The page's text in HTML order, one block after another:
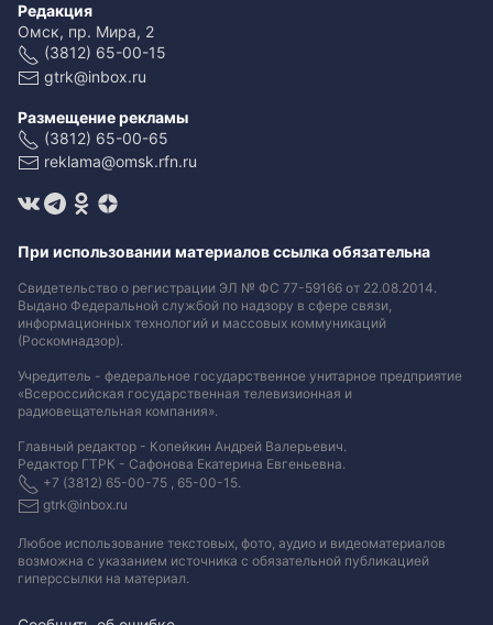
Редакция
Омск, пр. Мира, 2
(3812) 65-00-15
gtrk@inbox.ru
Размещение рекламы
(3812) 65-00-65
reklama@omsk.rfn.ru
При использовании материалов ссылка обязательна
Свидетельство о регистрации ЭЛ № ФС 77-59166 от 22.08.2014.
Выдано Федеральной службой по надзору в сфере связи,
информационных технологий и массовых коммуникаций
(Роскомнадзор).
Учредитель - федеральное государственное унитарное предприятие
«Всероссийская государственная телевизионная и
радиовещательная компания».
Главный редактор - Копейкин Андрей Валерьевич.
Редактор ГТРК - Сафонова Екатерина Евгеньевна.
+7 (3812) 65-00-75 , 65-00-15.
gtrk@inbox.ru
Любое использование текстовых, фото, аудио и видеоматериалов
возможна с указанием источника с обязательной публикацией
гиперссылки на материал.